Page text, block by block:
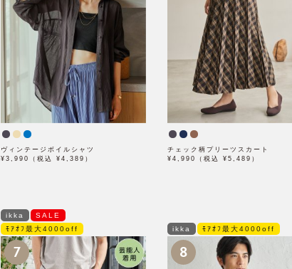
ヴィンテージボイルシャツ
¥3,990（税込 ¥4,389）
チェック柄プリーツスカート
¥4,990（税込 ¥5,489）
ikka
SALE
ﾓｱｵﾌ最大4000off
7
ikka ﾓｱｵﾌ最大4000off
8